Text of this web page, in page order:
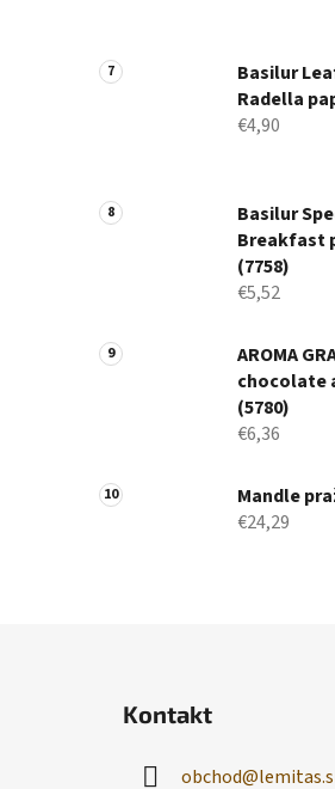
Basilur
Radella
€4,90
Basilur
Breakfast
(7758)
€5,52
AROMA
chocolate
(5780)
€6,36
Mandle
€24,29
Kontakt
obchod@